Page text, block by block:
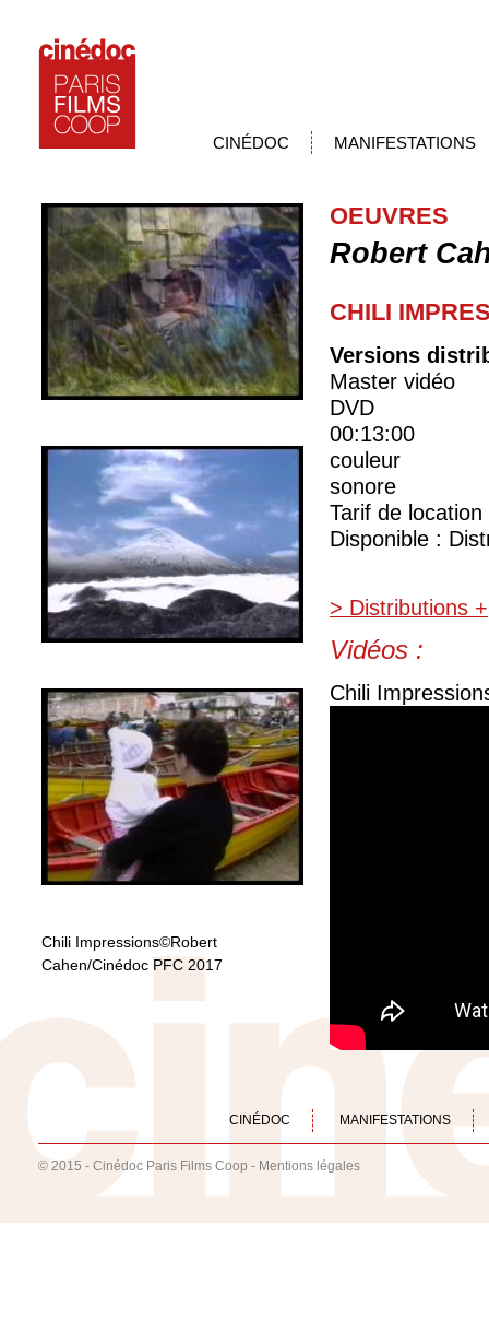
CINÉDOC MANIFESTATIONS
Chili Impressions©Robert
Cahen/Cinédoc PFC 2017
OEUVRES
Robert
CHILI
Versions
Master vidéo
DVD
00:13:00
couleur
sonore
Tarif de
Disponible :
> Distributions +
Vidéos :
Chili
CINÉDOC MANIFESTATIONS
© 2015 - Cinédoc Paris Films Coop - Mentions légales